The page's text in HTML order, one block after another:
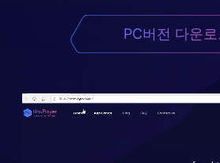
PC버전 다운로